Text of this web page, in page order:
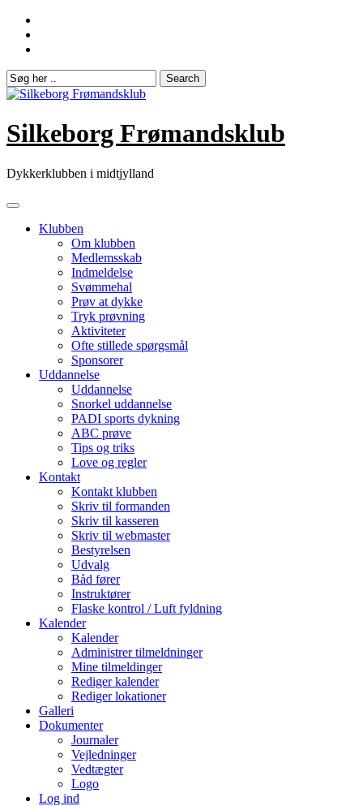
Skip
content
Silkeborg Frømandsklub
Dykkerklubben i midtjylland
Klubben
Om klubben
Medlemsskab
Indmeldelse
Svømmehal
Prøv at dykke
Tryk prøvning
Aktiviteter
Ofte stillede spørgsmål
Sponsorer
Uddannelse
Uddannelse
Snorkel uddannelse
PADI sports dykning
ABC prøve
Tips og triks
Love og regler
Kontakt
Kontakt klubben
Skriv til formanden
Skriv til kasseren
Skriv til webmaster
Bestyrelsen
Udvalg
Båd fører
Instruktører
Flaske kontrol / Luft fyldning
Kalender
Kalender
Administrer tilmeldninger
Mine tilmeldinger
Rediger kalender
Rediger lokationer
Galleri
Dokumenter
Journaler
Vejledninger
Vedtægter
Logo
Log ind